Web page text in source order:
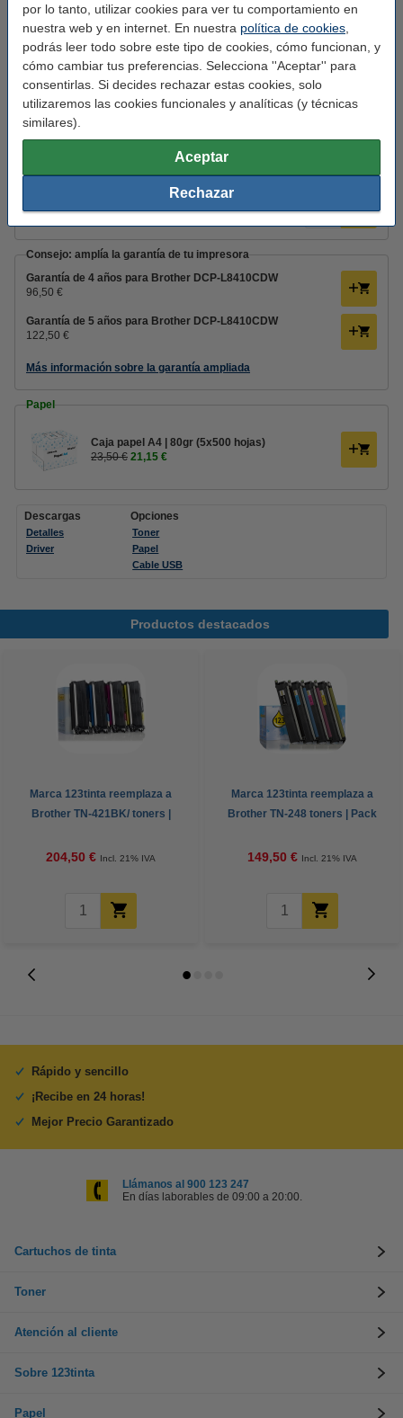
por lo tanto, utilizar cookies para ver tu comportamiento en
nuestra web y en internet. En nuestra política de cookies
podrás leer todo sobre este tipo de cookies, cómo funcionan, y
cómo cambiar tus preferencias. Selecciona ''Aceptar'' para
consentirlas. Si decides rechazar estas cookies, solo
utilizaremos las cookies funcionales y analíticas (y técnicas
similares).
Aceptar
Rechazar
Consejo: compra el toner
Marca 123tinta reemplaza a Brother TN-421BK/
toners | Pack negro + 3 colores
204,50 €
Cables de impresora
123tinta Cable de impresora USB (2 metros)
123tinta Cable de impresora USB (1 metro)
3,50 €
Consejo: amplía la garantía de tu impresora
Garantía de 4 años para Brother DCP-L8410CDW
96,50 €
Garantía de 5 años para Brother DCP-L8410CDW
122,50 €
Más información sobre la garantía ampliada
Papel
Caja papel A4 | 80gr (5x500 hojas)
23,50 € 21,15 €
Descargas
Detalles
Driver
Opciones
Toner
Papel
Cable USB
Productos destacados
Marca 123tinta reemplaza a
Brother TN-421BK/ toners |
204,50 € Incl. 21% IVA
Marca 123tinta reemplaza a
Brother TN-248 toners | Pack
149,50 € Incl. 21% IVA
Rápido y sencillo
¡Recibe en 24 horas!
Mejor Precio Garantizado
Llámanos al 900 123 247
En días laborables de 09:00 a 20:00.
Cartuchos de tinta
Toner
Atención al cliente
Sobre 123tinta
Papel